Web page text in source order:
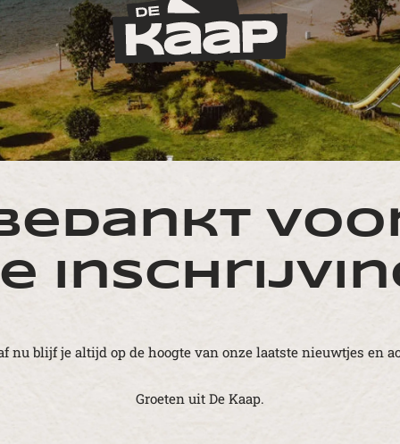
nu blijf je altijd op de hoogte van onze laatste nieuwtjes en
Groeten uit De Kaap.